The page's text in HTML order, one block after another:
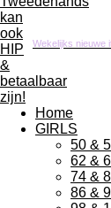
Wekelijks nieuwe
Home
GIRLS
50 &
62 &
74 &
86 &